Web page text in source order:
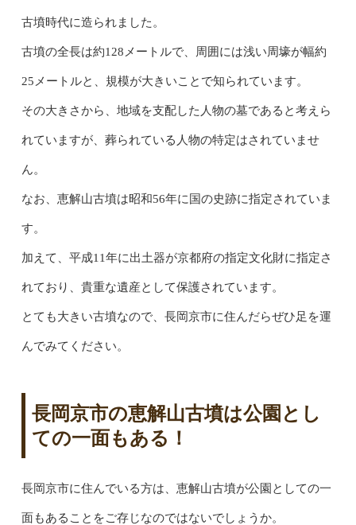
古墳時代に造られました。
古墳の全長は約128メートルで、周囲には浅い周壕が幅約
25メートルと、規模が大きいことで知られています。
その大きさから、地域を支配した人物の墓であると考えら
れていますが、葬られている人物の特定はされていませ
ん。
なお、恵解山古墳は昭和56年に国の史跡に指定されていま
す。
加えて、平成11年に出土器が京都府の指定文化財に指定さ
れており、貴重な遺産として保護されています。
とても大きい古墳なので、長岡京市に住んだらぜひ足を運
んでみてください。
長岡京市の恵解山古墳は公園とし
ての一面もある！
長岡京市に住んでいる方は、恵解山古墳が公園としての一
面もあることをご存じなのではないでしょうか。